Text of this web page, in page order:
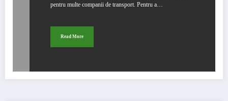
pentru multe companii de transport. Pentru a…
Read More